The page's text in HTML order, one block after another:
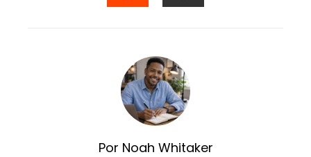
Por Noah Whitaker